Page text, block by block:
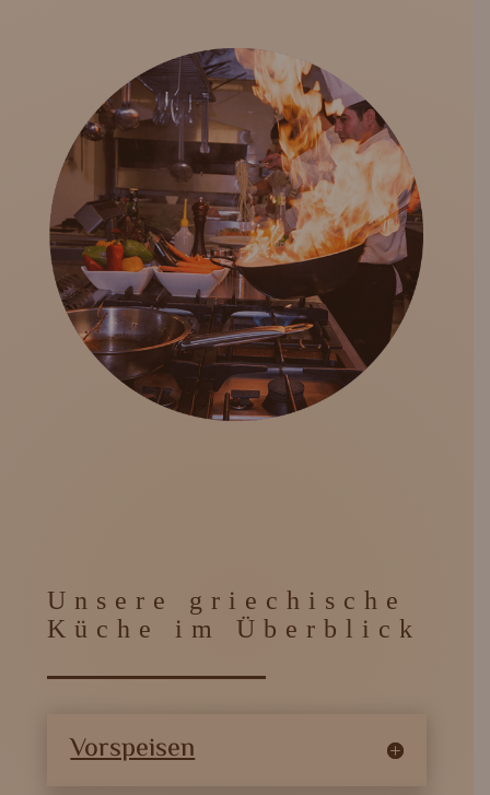
Unsere griechische
Küche im Überblick
Vorspeisen